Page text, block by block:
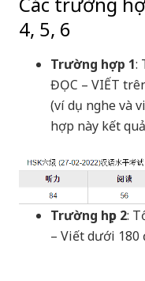
4, 5, 6
Trường hợp 1:
ĐỌC – VIẾT
(ví dụ nghe và
hợp này kết
Trường họp 2:
– Viết dưới 180